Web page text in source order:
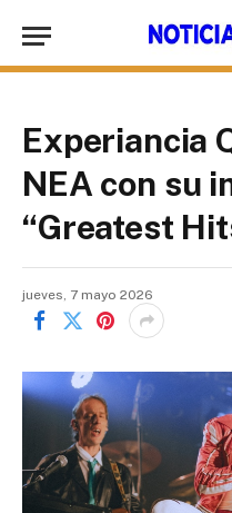
Experiancia
NEA con su
“Greatest
jueves, 7 mayo 2026